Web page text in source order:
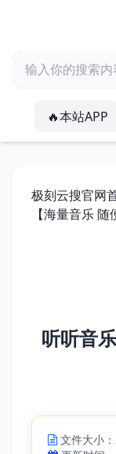
🔥本站APP
极刻云搜官网
【海量音乐
听听音
文件大小